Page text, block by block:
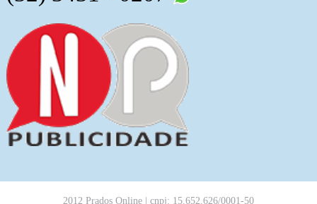
2012 Prados Online | cnpj: 15.652.626/0001-50